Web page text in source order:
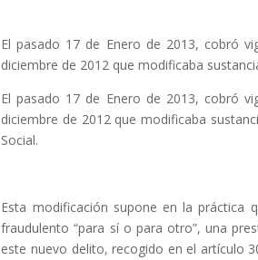
El pasado 17 de Enero de 2013, cobró
diciembre de 2012 que modificaba
El pasado 17 de Enero de 2013, cobró
diciembre de 2012 que modificaba
Social.
Esta modificación supone en la práctica
fraudulento “para sí o para otro”, una
este nuevo delito, recogido en el artículo